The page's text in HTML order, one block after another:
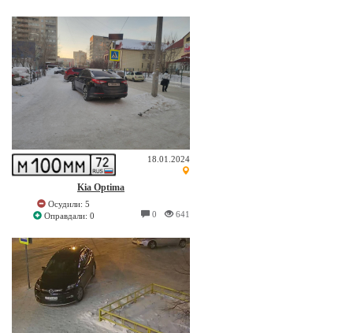
18.01.2024
Kia Optima
Осудили: 5
Оправдали: 0
641
0